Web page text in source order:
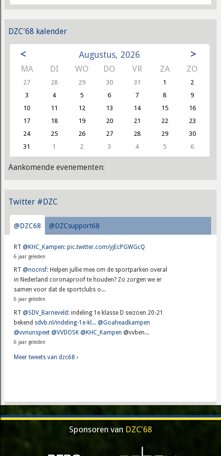
DZC'68 kalender
< Augustus, 2026 >
MA DI WO DO VR ZA ZO
27 28 29 30 31 1
2
3
4 5 6 7 8
9
10
11 12 13 14 15
16
17
18 19 20 21 22
23
24
25 26 27 28 29
30
31
1 2 3 4 5 6
Aankomende evenementen:
Twitter #DZC
@DZC68 @DZCsupport68
RT@KHC_Kampen:pic.twitter.com/yjEcPGWGcQ
6 jaar geleden
RT@nocnsf: Helpen jullie mee om de sportparken overal
in Nederland coronaproof te houden? Zo zorgen we er
samen voor dat de sportclubs o...
6 jaar geleden
RT@SDV_Barneveld : indeling 1e klasse D seizoen 20-21
bekend sdvb.nl/indeling-1e-kl... @Goaheadkampen
@vvnunspeet @VVDOSK @KHC_Kampen @vvben...
6 jaar geleden
Meer tweets van dzc68 ›
Sponsoren vanDZC'68